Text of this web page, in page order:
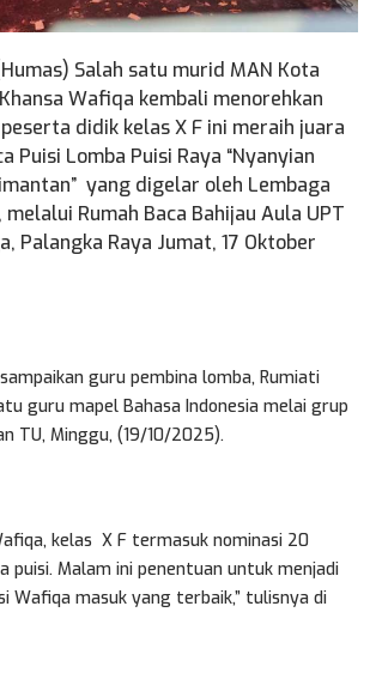
Salah satu murid MAN Kota
Wafiqa kembali menorehkan
didik kelas X F ini meraih juara
Puisi Lomba Puisi Raya “Nyanyian
yang digelar oleh Lembaga
Rumah Baca Bahijau Aula UPT
Palangka Raya Jumat, 17 Oktober
guru pembina lomba, Rumiati
guru mapel Bahasa Indonesia melai grup
TU, Minggu, (19/10/2025).
kelas X F termasuk nominasi 20
puisi. Malam ini penentuan untuk menjadi
Wafiqa masuk yang terbaik,” tulisnya di